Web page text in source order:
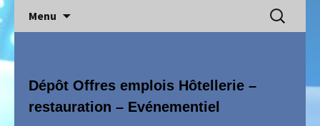
2A interim
Menu
Dépôt Offres emplois Hôtellerie –
restauration – Evénementiel